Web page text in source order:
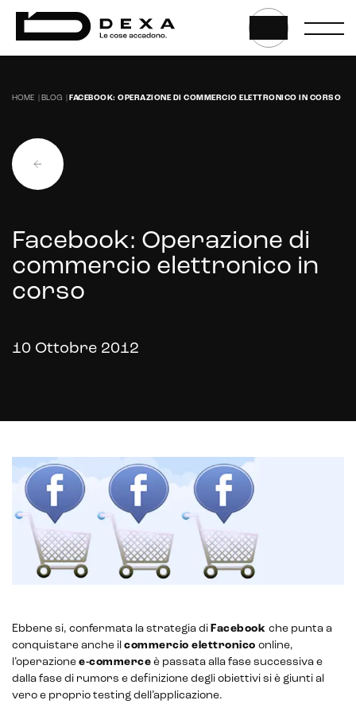
Website
Whistleblowing
Sviluppo CMS personalizzati
UX/UI Design
HOME BLOG FACEBOOK: OPERAZIONE DI COMMERCIO ELETTRONICO IN CORSO
Facebook: Operazione di
commercio elettronico in
corso
10 Ottobre 2012
Ebbene si, confermata la strategia di Facebook che punta a
conquistare anche il commercio elettronico online,
l’operazione e-commerce è passata alla fase successiva e
dalla fase di rumors e definizione degli obiettivi si è giunti al
vero e proprio testing dell’applicazione.